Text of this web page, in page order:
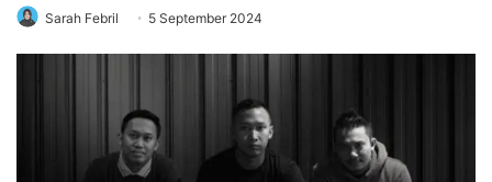
Sarah Febril 5 September 2024